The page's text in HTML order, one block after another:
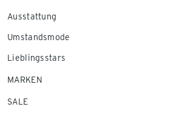
Ausstattung
Umstandsmode
Lieblingsstars
MARKEN
SALE